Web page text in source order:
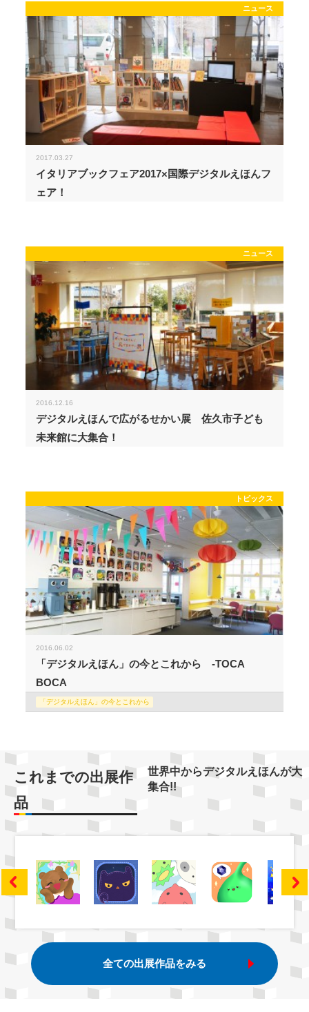
ニュース
2017.03.27
イタリアブックフェア2017×国際デジタルえほんフ
ェア！
ニュース
2016.12.16
デジタルえほんで広がるせかい展 佐久市子ども
未来館に大集合！
トピックス
2016.06.02
「デジタルえほん」の今とこれから -TOCA
BOCA
「デジタルえほん」の今とこれから
これまでの出展作
品
世界中からデジタルえほんが大
集合!!
全ての出展作品をみる